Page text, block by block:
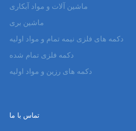
ماشین آلات و مواد آبکاری
ماشین بری
دکمه های فلزی نیمه تمام و مواد اولیه
دکمه فلزی تمام شده
دکمه های رزین و مواد اولیه
تماس با ما